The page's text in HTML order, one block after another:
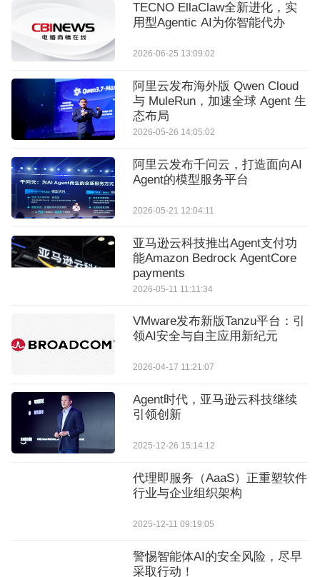
TECNO EllaClaw全新进化，实
用型Agentic AI为你智能代办
2026-06-25 13:09:02
阿里云发布海外版 Qwen Cloud
与 MuleRun，加速全球 Agent 生
态布局
2026-05-26 14:05:02
阿里云发布千问云，打造面向AI
Agent的模型服务平台
2026-05-21 12:04:11
亚马逊云科技推出Agent支付功
能Amazon Bedrock AgentCore
payments
2026-05-11 11:11:34
VMware发布新版Tanzu平台：引
领AI安全与自主应用新纪元
2026-04-17 11:21:07
Agent时代，亚马逊云科技继续
引领创新
2025-12-26 15:14:12
代理即服务（AaaS）正重塑软件
行业与企业组织架构
2025-12-11 09:19:05
警惕智能体AI的安全风险，尽早
采取行动！